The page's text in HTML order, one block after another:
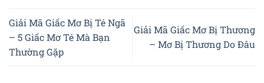
Giải Mã Giấc Mơ Bị Té Ngã
– 5 Giấc Mơ Té Mà Bạn
Thường Gặp
Giải Mã Giấc Mơ Bị Thương
– Mơ Bị Thương Do Đâu